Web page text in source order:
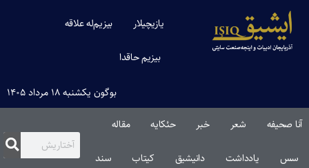
یازیچیلار بیزیم‌له علاقه
بیزیم حاقدا
بوگون یکشنبه ۱۸ مرداد ۱۴۰۵
آنا صحیفه شعر خبر حئکایه مقاله‌
سس یادداشت دانیشیق کیتاب سند